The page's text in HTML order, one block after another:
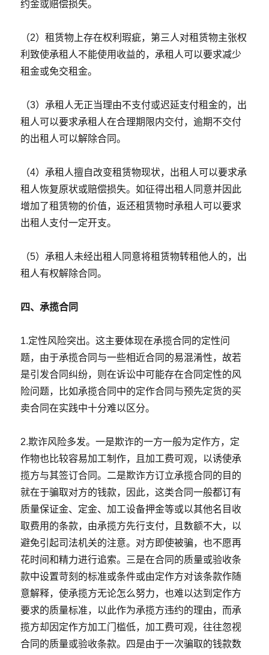
约金或赔偿损失。
（2）租赁物上存在权利瑕疵，第三人对租赁物主张权
利致使承租人不能使用收益的，承租人可以要求减少
租金或免交租金。
（3）承租人无正当理由不支付或迟延支付租金的，出
租人可以要求承租人在合理期限内交付，逾期不交付
的出租人可以解除合同。
（4）承租人擅自改变租赁物现状，出租人可以要求承
租人恢复原状或赔偿损失。如征得出租人同意并因此
增加了租赁物的价值，返还租赁物时承租人可以要求
出租人支付一定开支。
（5）承租人未经出租人同意将租赁物转租他人的，出
租人有权解除合同。
四、承揽合同
1.定性风险突出。这主要体现在承揽合同的定性问
题，由于承揽合同与一些相近合同的易混淆性，故若
是引发合同纠纷，则在诉讼中可能存在合同定性的风
险问题，比如承揽合同中的定作合同与预先定货的买
卖合同在实践中十分难以区分。
2.欺诈风险多发。一是欺诈的一方一般为定作方，定
作物也比较容易加工制作，且加工费可观，以诱使承
揽方与其签订合同。二是欺诈方订立承揽合同的目的
就在于骗取对方的钱款，因此，这类合同一般都订有
质量保证金、定金、加工设备押金等或以其他名目收
取费用的条款，由承揽方先行支付，且数额不大，以
避免引起司法机关的注意。对方即使被骗，也不愿再
花时间和精力进行追索。三是在合同的质量或验收条
款中设置苛刻的标准或条件或由定作方对该条款作随
意解释，使承揽方无论怎么努力，也难以达到定作方
要求的质量标准，以此作为承揽方违约的理由，而承
揽方却因定作方加工门槛低，加工费可观，往往忽视
合同的质量或验收条款。四是由于一次骗取的钱款数